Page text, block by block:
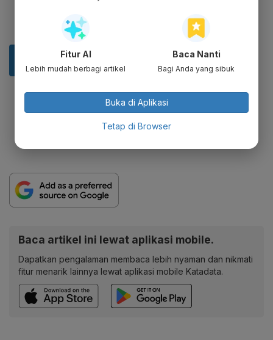
Baca artikel ini lewat aplikasi mobile.
Dapatkan pengalaman membaca lebih nyaman dan nikmati
fitur menarik lainnya lewat aplikasi mobile Katadata.
Fitur AI
Lebih mudah berbagi artikel
Baca Nanti
Bagi Anda yang sibuk
Buka di Aplikasi
Tetap di Browser